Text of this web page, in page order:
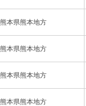
熊本県熊本地方
熊本県熊本地方
熊本県熊本地方
熊本県熊本地方